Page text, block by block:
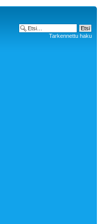
Tarkennettu haku